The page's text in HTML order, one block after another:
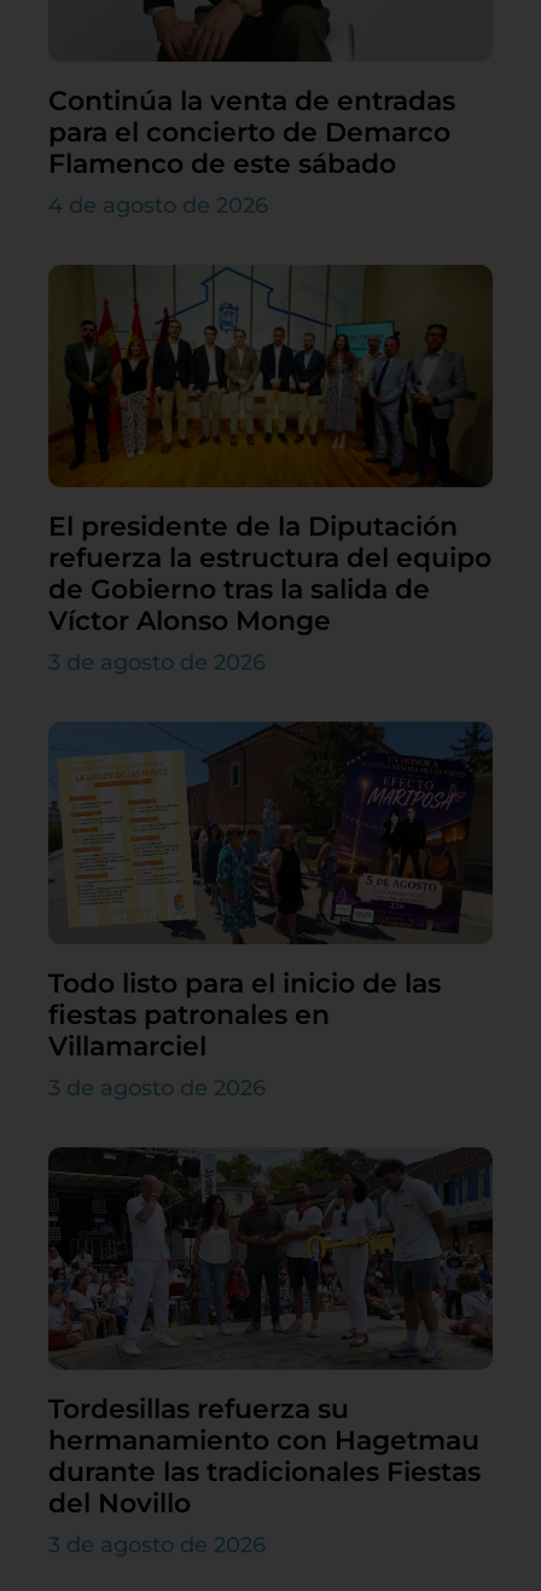
Continúa la venta de entradas
para el concierto de Demarco
Flamenco de este sábado
4 de agosto de 2026
El presidente de la Diputación
refuerza la estructura del equipo
de Gobierno tras la salida de
Víctor Alonso Monge
3 de agosto de 2026
Todo listo para el inicio de las
fiestas patronales en
Villamarciel
3 de agosto de 2026
Tordesillas refuerza su
hermanamiento con Hagetmau
durante las tradicionales Fiestas
del Novillo
3 de agosto de 2026